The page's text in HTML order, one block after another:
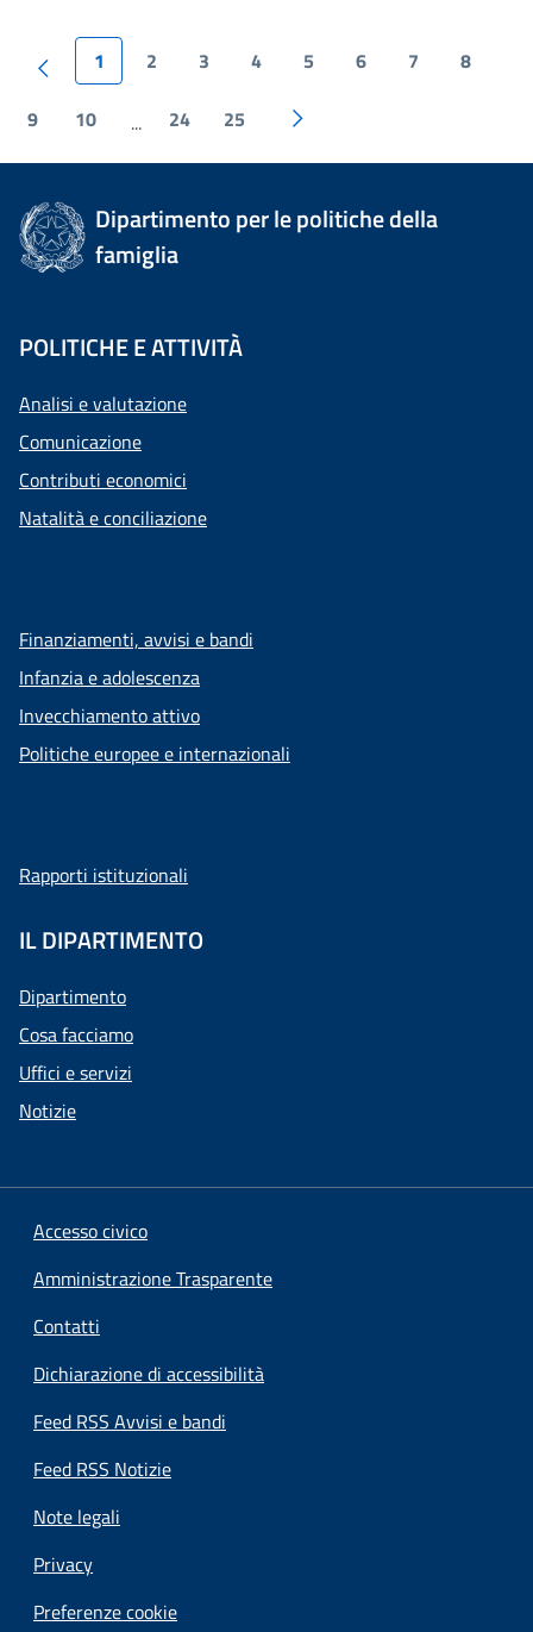
1 2 3 4 5 6 7 8
9 10 ... 24 25
Dipartimento per le politiche della
famiglia
POLITICHE E ATTIVITÀ
Analisi e valutazione
Comunicazione
Contributi economici
Natalità e conciliazione
Finanziamenti, avvisi e bandi
Infanzia e adolescenza
Invecchiamento attivo
Politiche europee e internazionali
Rapporti istituzionali
IL DIPARTIMENTO
Dipartimento
Cosa facciamo
Uffici e servizi
Notizie
Accesso civico
Amministrazione Trasparente
Contatti
Dichiarazione di accessibilità
Feed RSS Avvisi e bandi
Feed RSS Notizie
Note legali
Privacy
Preferenze cookie